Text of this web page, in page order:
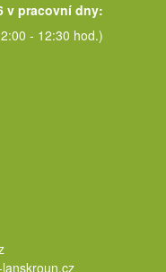
v pracovní dny:
- 12:30 hod.)